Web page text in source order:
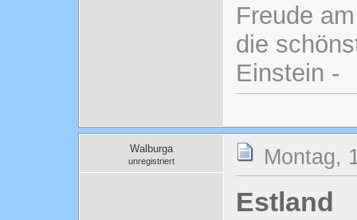
Freude
die
Einstein -
Walburga
unregistriert Montag,
Estland